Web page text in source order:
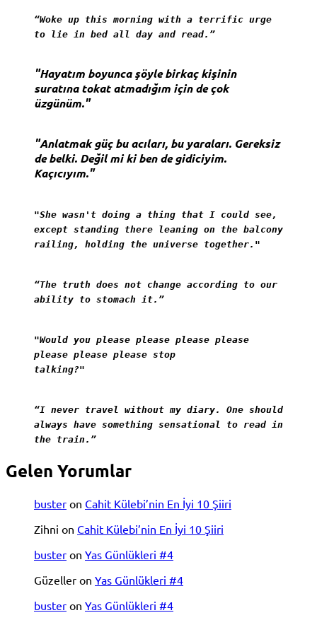
“Woke up this morning with a terrific urge
to lie in bed all day and read.”
"Hayatım boyunca şöyle birkaç kişinin
suratına tokat atmadığım için de çok
üzgünüm."
"Anlatmak güç bu acıları, bu yaraları. Gereksiz
de belki. Değil mi ki ben de gidiciyim.
Kaçıcıyım."
"She wasn't doing a thing that I could see,
except standing there leaning on the balcony
railing, holding the universe together."
“The truth does not change according to our
ability to stomach it.”
"Would you please please please please
please please please stop
talking?"
“I never travel without my diary. One should
always have something sensational to read in
the train.”
Gelen Yorumlar
buster on Cahit Külebi’nin En İyi 10 Şiiri
Zihni on Cahit Külebi’nin En İyi 10 Şiiri
buster on Yas Günlükleri #4
Güzeller on Yas Günlükleri #4
buster on Yas Günlükleri #4